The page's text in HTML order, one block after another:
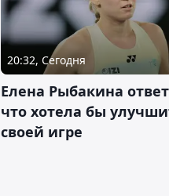
20:32, Сегодня
Елена Рыбакина
что хотела бы
своей игре